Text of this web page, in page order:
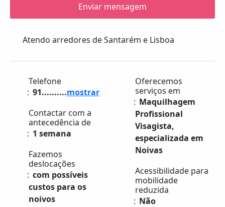
Enviar mensagem
Atendo arredores de Santarém e Lisboa
Telefone
91..........mostrar
Contactar com a
antecedência de
1 semana
Fazemos
deslocações
custos para os
noivos
Oferecemos
serviços em
Profissional
Visagista,
especializada em
Noivas
Acessibilidade para
mobilidade
reduzida
Não